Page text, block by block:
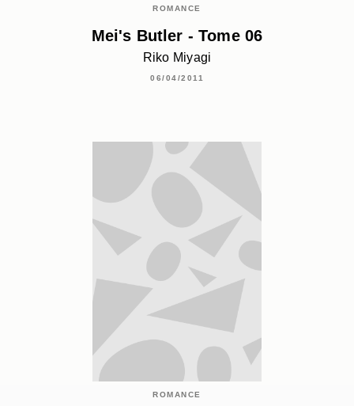
ROMANCE
Mei's Butler - Tome 06
Riko Miyagi
06/04/2011
ROMANCE